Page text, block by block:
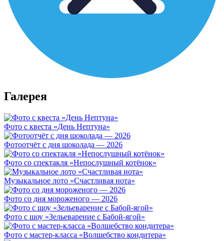
Галерея
Фото с квеста «День Нептуна»
Фотоотчёт с дня шоколада — 2026
Фото со спектакля «Непослушный котёнок»
Музыкальное лото «Счастливая нота»
Фото со дня мороженого — 2026
Фото с шоу «Зельеварение с Бабой-ягой»
Фото с мастер-класса «Волшебство кондитера»